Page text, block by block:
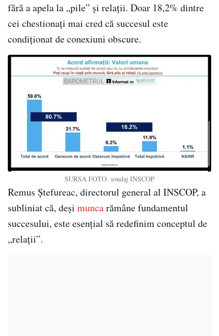
fără a apela la „pile” și relații. Doar 18,2% dintre
cei chestionați mai cred că succesul este
condiționat de conexiuni obscure.
SURSA FOTO: sondaj INSCOP
Remus Ștefureac, directorul general al INSCOP, a
subliniat că, deși muncarămâne fundamentul
succesului, este esențial să redefinim conceptul de
„relații”.